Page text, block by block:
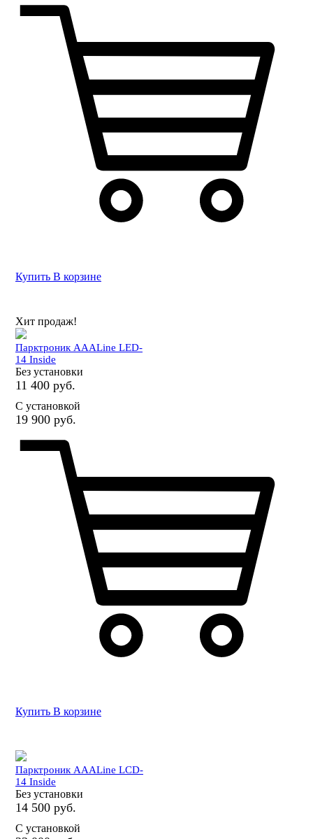
Купить В корзине
Хит продаж!
Парктроник AAALine LED-
14 Inside
Без установки
11 400 руб.
С установкой
19 900 руб.
Купить В корзине
Парктроник AAALine LCD-
14 Inside
Без установки
14 500 руб.
С установкой